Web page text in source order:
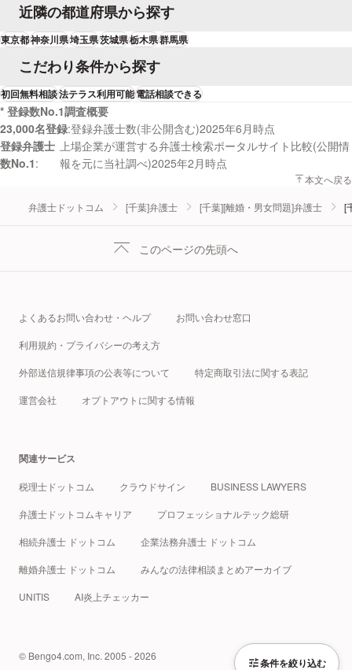
近隣の都道府県から探す
東京都神奈川県埼玉県茨城県栃木県群馬県
こだわり条件から探す
初回無料相談法テラス利用可能電話相談できる
* 登録数No.1調査概要
23,000名登録 登録弁護士数(非公開含む)2025年6月時点
登録弁護士
数No.1
上場企業が運営する弁護士検索ポータルサイト比較(公開情
報を元に当社調べ)2025年2月時点
本文へ戻る
条件を絞り込む
弁護士ドットコム [千葉]弁護士 [千葉][離婚・男女問題]弁護士 [
このページの先頭へ
よくあるお問い合わせ・ヘルプ お問い合わせ窓口
利用規約・プライバシーの考え方
外部送信規律事項の公表等について 特定商取引法に関する表記
運営会社 オプトアウトに関する情報
関連サービス
税理士ドットコム クラウドサイン BUSINESS LAWYERS
弁護士ドットコムキャリア プロフェッショナルテック総研
相続弁護士 ドットコム 企業法務弁護士 ドットコム
離婚弁護士 ドットコム みんなの法律相談まとめアーカイブ
UNITIS AI炎上チェッカー
© Bengo4.com, Inc. 2005 - 2026